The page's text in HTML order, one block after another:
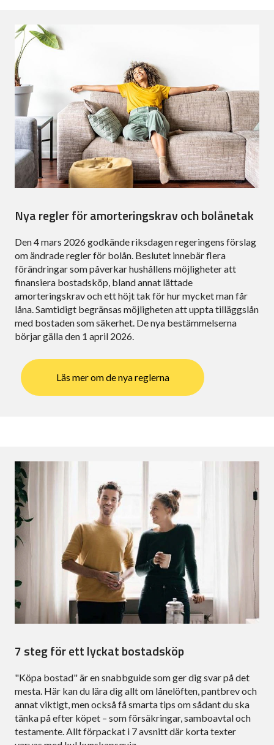
Nya regler för amorteringskrav och bolånetak
Den 4 mars 2026 godkände riksdagen regeringens förslag
om ändrade regler för bolån. Beslutet innebär flera
förändringar som påverkar hushållens möjligheter att
finansiera bostadsköp, bland annat lättade
amorteringskrav och ett höjt tak för hur mycket man får
låna. Samtidigt begränsas möjligheten att uppta tilläggslån
med bostaden som säkerhet. De nya bestämmelserna
börjar gälla den 1 april 2026.
Läs mer om de nya reglerna
7 steg för ett lyckat bostadsköp
"Köpa bostad" är en snabbguide som ger dig svar på det
mesta. Här kan du lära dig allt om lånelöften, pantbrev och
annat viktigt, men också få smarta tips om sådant du ska
tänka på efter köpet – som försäkringar, samboavtal och
testamente. Allt förpackat i 7 avsnitt där korta texter